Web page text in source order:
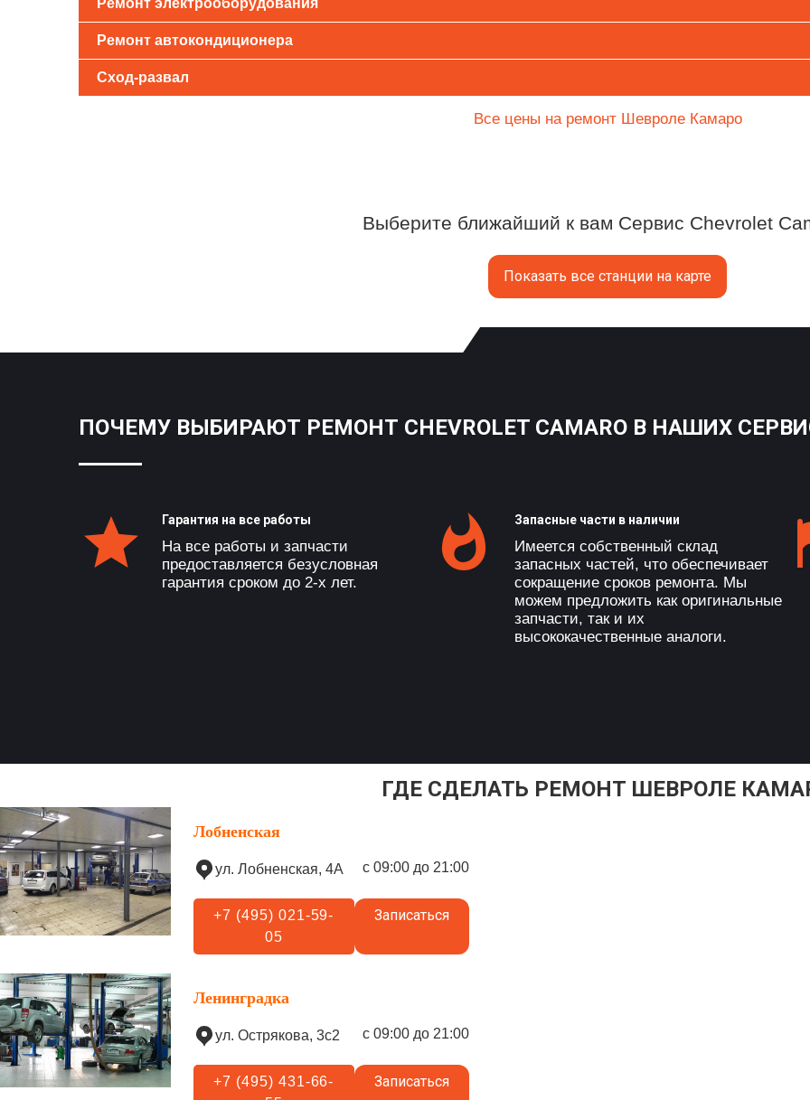
Ремонт электрооборудования
Ремонт автокондиционера
Сход-развал
Все цены на ремонт Шевроле Камаро
Выберите ближайший к вам Сервис Chevrolet
Показать все станции на карте
ПОЧЕМУ ВЫБИРАЮТ РЕМОНТ CHEVROLET CAMARO В НАШИХ
Гарантия на все работы
На все работы и запчасти
предоставляется безусловная
гарантия сроком до 2-х лет.
Запасные части в наличии
Имеется собственный склад
запасных частей, что обеспечивает
сокращение сроков ремонта. Мы
можем предложить как оригинальные
запчасти, так и их
высококачественные аналоги.
ГДЕ СДЕЛАТЬ РЕМОНТ ШЕВРОЛЕ
Лобненская
ул. Лобненская, 4А с 09:00 до 21:00
+7 (495) 021-59-
05
Записаться
Ленинградка
ул. Острякова, 3с2 с 09:00 до 21:00
+7 (495) 431-66-
Записаться